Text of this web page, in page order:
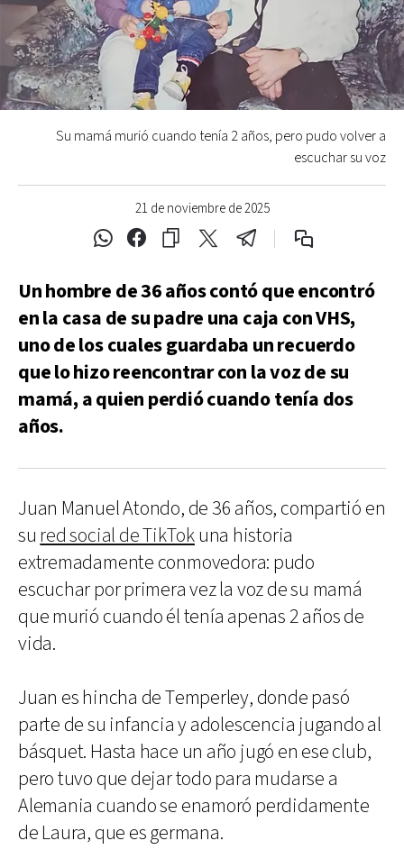
21 de noviembre de 2025
Su mamá murió cuando tenía 2 años, pero pudo volver a
escuchar su voz
Un hombre de 36 años contó que encontró
en la casa de su padre una caja con VHS,
uno de los cuales guardaba un recuerdo
que lo hizo reencontrar con la voz de su
mamá, a quien perdió cuando tenía dos
años.
Juan Manuel Atondo, de 36 años, compartió en
su red social de TikTokuna historia
extremadamente conmovedora: pudo
escuchar por primera vez la voz de su mamá
que murió cuando él tenía apenas 2 años de
vida.
Juan es hincha de Temperley, donde pasó
parte de su infancia y adolescencia jugando al
básquet. Hasta hace un año jugó en ese club,
pero tuvo que dejar todo para mudarse a
Alemania cuando se enamoró perdidamente
de Laura, que es germana.